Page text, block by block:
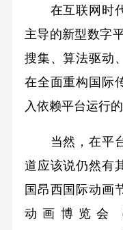
在互联网时代
主导的新型数字
搜集、算法驱动
在全面重构国际
入依赖平台运行
当然，在平台
道应该说仍然有
国昂西国际动画
动画博览会